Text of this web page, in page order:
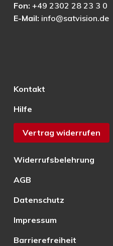
Fon: +49 2302 28 23 3 0
E-Mail: info@satvision.de
Kontakt
Hilfe
Vertrag widerrufen
Widerrufsbelehrung
AGB
Datenschutz
Impressum
Barrierefreiheit